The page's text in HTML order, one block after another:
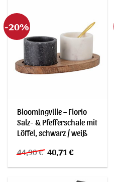
-20%
Bloomingville – Florio
Salz- & Pfefferschale mit
Löffel, schwarz / weiß
44,90€ Ursprünglicher
Preis
war:
40,71€Aktueller
ist: